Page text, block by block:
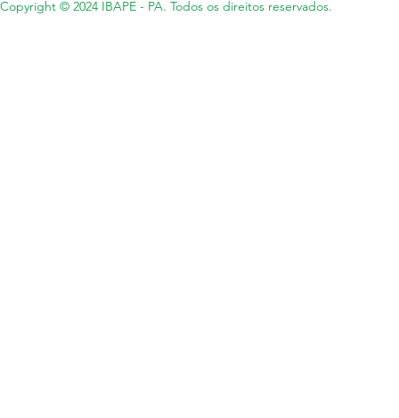
Copyright © 2024 IBAPE - PA. Todos os direitos reservados.